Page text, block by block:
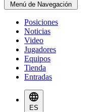
Menú de Navegación
Posiciones
Noticias
Video
Jugadores
Equipos
Tienda
Entradas
ES